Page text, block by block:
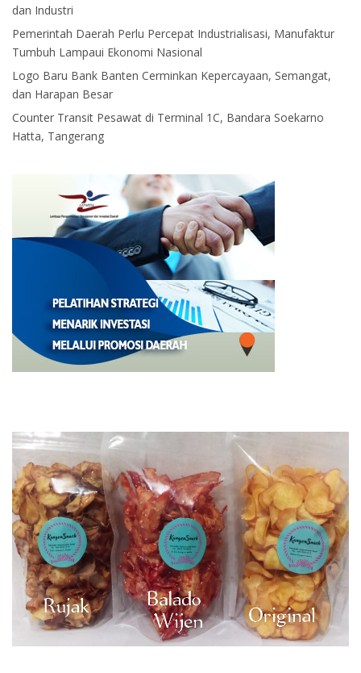
dan Industri
Pemerintah Daerah Perlu Percepat Industrialisasi, Manufaktur
Tumbuh Lampaui Ekonomi Nasional
Logo Baru Bank Banten Cerminkan Kepercayaan, Semangat,
dan Harapan Besar
Counter Transit Pesawat di Terminal 1C, Bandara Soekarno
Hatta, Tangerang